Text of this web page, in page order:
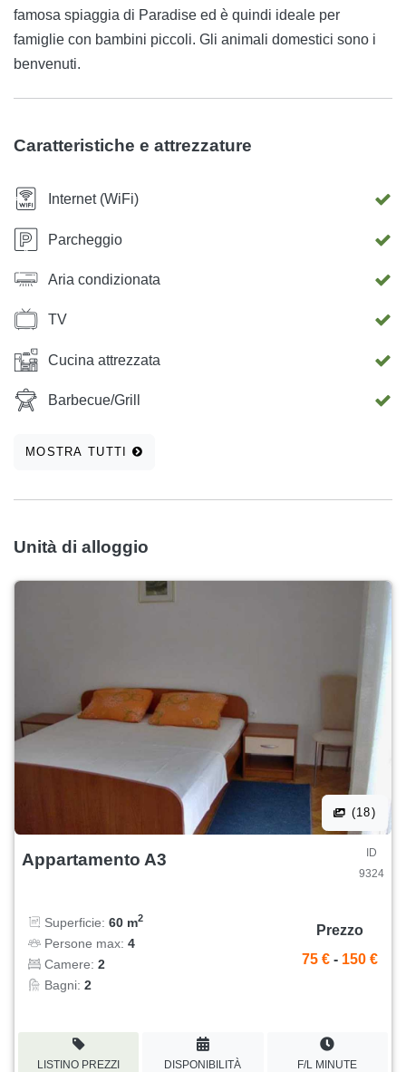
famosa spiaggia di Paradise ed è quindi ideale per
famiglie con bambini piccoli. Gli animali domestici sono i
benvenuti.
Caratteristiche e attrezzature
Internet (WiFi)
Parcheggio
Aria condizionata
TV
Cucina attrezzata
Barbecue/Grill
MOSTRA TUTTI
Unità di alloggio
(18)
Appartamento A3
ID
9324
Superficie: 60 m2
Persone max: 4
Camere: 2
Bagni: 2
Prezzo
75 € - 150 €
LISTINO PREZZI DISPONIBILITÀ F/L MINUTE